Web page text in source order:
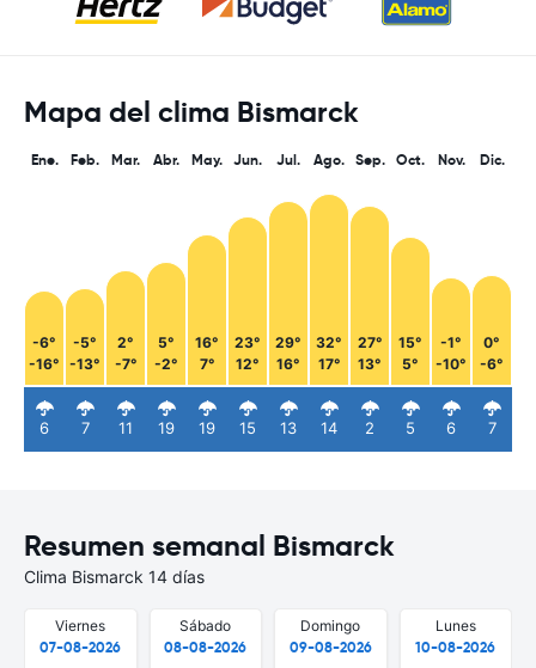
Mapa del clima Bismarck
Ene.
-6°
-16°
6
Feb.
-5°
-13°
7
Mar.
2°
-7°
11
Abr.
5°
-2°
19
May.
16°
7°
19
Jun.
23°
12°
15
Jul.
29°
16°
13
Ago.
32°
17°
14
Sep.
27°
13°
2
Oct.
15°
5°
5
Nov.
-1°
-10°
6
Dic.
0°
-6°
7
Resumen semanal Bismarck
Clima Bismarck 14 días
Viernes
07-08-2026
Sábado
08-08-2026
Domingo
09-08-2026
Lunes
10-08-2026